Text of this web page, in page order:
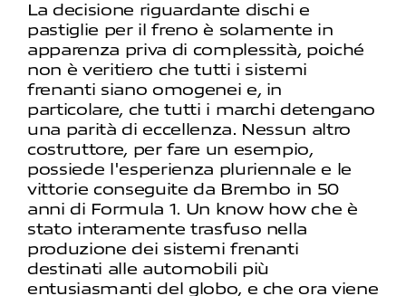
La decisione riguardante dischi e
pastiglie per il freno è solamente in
apparenza priva di complessità, poiché
non è veritiero che tutti i sistemi
frenanti siano omogenei e, in
particolare, che tutti i marchi detengano
una parità di eccellenza. Nessun altro
costruttore, per fare un esempio,
possiede l'esperienza pluriennale e le
vittorie conseguite da Brembo in 50
anni di Formula 1. Un know how che è
stato interamente trasfuso nella
produzione dei sistemi frenanti
destinati alle automobili più
entusiasmanti del globo, e che ora viene